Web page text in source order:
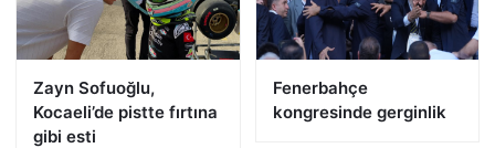
Zayn Sofuoğlu,
Kocaeli’de pistte fırtına
gibi esti
Fenerbahçe
kongresinde gerginlik